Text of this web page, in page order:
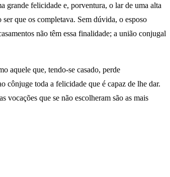
grande felicidade e, porventura, o lar de uma alta
que os completava. Sem dúvida, o esposo
não têm essa finalidade; a união conjugal
aquele que, tendo-se casado, perde
cônjuge toda a felicidade que é capaz de lhe dar.
que se não escolheram são as mais